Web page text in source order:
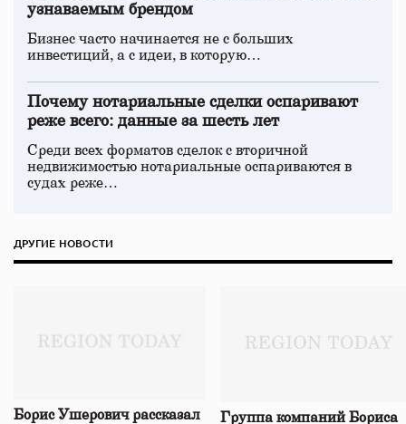
узнаваемым брендом
Бизнес часто начинается не с больших
инвестиций, а с идеи, в которую…
Почему нотариальные сделки оспаривают
реже всего: данные за шесть лет
Среди всех форматов сделок с вторичной
недвижимостью нотариальные оспариваются в
судах реже…
ДРУГИЕ НОВОСТИ
Борис Ушерович рассказал
Группа компаний Бориса